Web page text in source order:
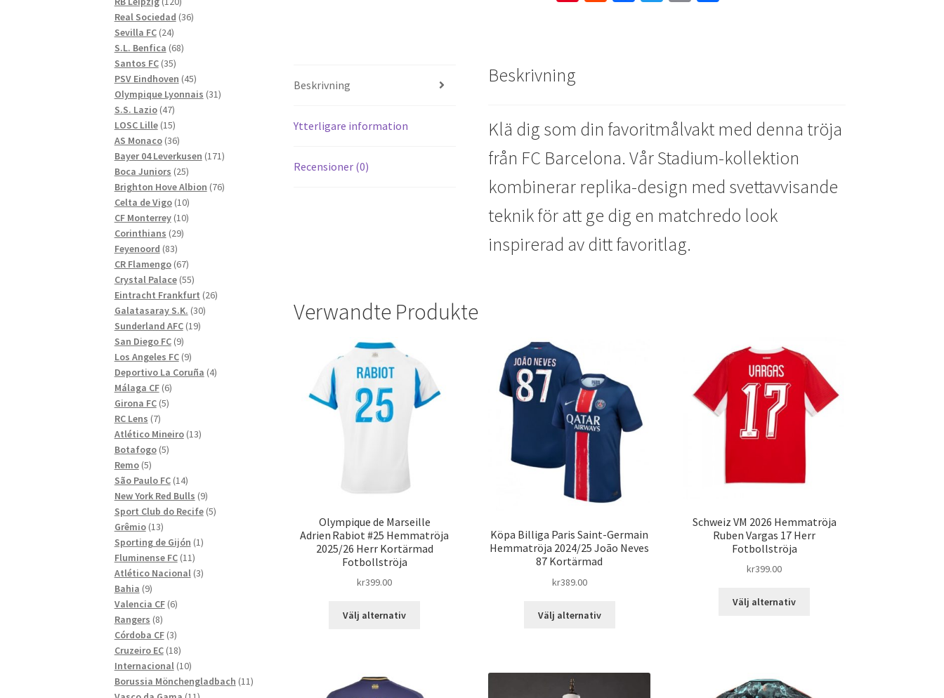
Beskrivning
Ytterligare information
Recensioner (0)
Beskrivning
Klä dig som din favoritmålvakt med denna tröja
från FC Barcelona. Vår Stadium-kollektion
kombinerar replika-design med svettavvisande
teknik för att ge dig en matchredo look
inspirerad av ditt favoritlag.
Verwandte Produkte
Olympique de Marseille
Adrien Rabiot #25 Hemmatröja
2025/26 Herr Kortärmad
Fotbollströja
kr399.00
Välj alternativ
Köpa Billiga Paris Saint-Germain
Hemmatröja 2024/25 João Neves
87 Kortärmad
kr389.00
Välj alternativ
flera
Schweiz VM 2026 Hemmatröja
Ruben Vargas 17 Herr
Fotbollströja
kr399.00
Välj alternativ
produkter
Real Sociedad 3636
Sevilla FC 2424
produkter
S.L. Benfica 6868
Santos FC 3535
produkter
PSV Eindhoven 4545
produkter
Olympique Lyonnais 3131
S.S. Lazio 4747
produkter
LOSC Lille 1515
produkter
AS Monaco 3636
produkter
Bayer 04 Leverkusen 171171
Boca Juniors 2525
produkter
Brighton Hove Albion 7676
Celta de Vigo 1010
produkter
CF Monterrey 1010
Corinthians 2929
Feyenoord 8383
produkter
CR Flamengo 6767
produkter
Crystal Palace 5555
produkter
Eintracht Frankfurt 2626
Galatasaray S.K. 3030
Sunderland AFC 1919
San Diego FC 99
produkter
Los Angeles FC 99
produkter
Deportivo La Coruña 44
Málaga CF 66
produkter
Girona FC 55
RC Lens 77
produkter
Atlético Mineiro 1313
Botafogo 55
Remo 55
produkter
São Paulo FC 1414
produkter
New York Red Bulls 99
produkter
Sport Club do Recife 55
Grêmio 1313
produkter
Sporting de Gijón 11
Fluminense FC 1111
produkter
Atlético Nacional 33
Bahia 99
produkter
Valencia CF 66
Rangers 88
produkter
Córdoba CF 33
produkter
Cruzeiro EC 1818
produkter
Internacional 1010
produkter
Borussia Mönchengladbach 1111